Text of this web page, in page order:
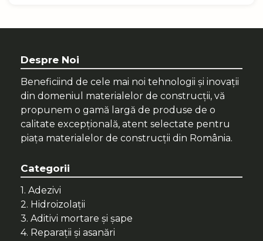
Despre Noi
Beneficiind de cele mai noi tehnologii și inovații
din domeniul materialelor de construcții, vă
propunem o gamă largă de produse de o
calitate excepțională, atent selectate pentru
piața materialelor de construcții din România.
Categorii
1. Adezivi
2. Hidroizolații
3. Aditivi mortare și șape
4. Reparații și asanări